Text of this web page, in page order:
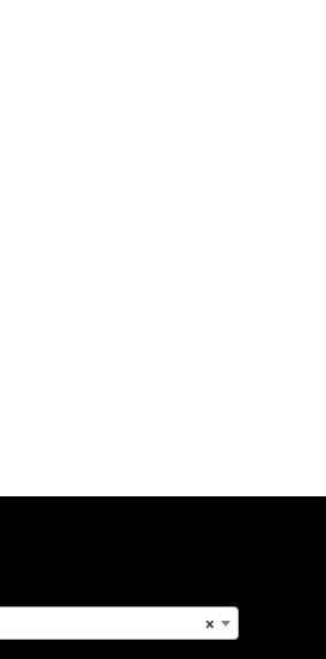
×